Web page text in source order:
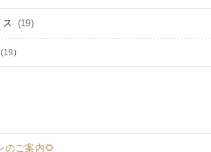
(19)
(19)
のご案内🌻